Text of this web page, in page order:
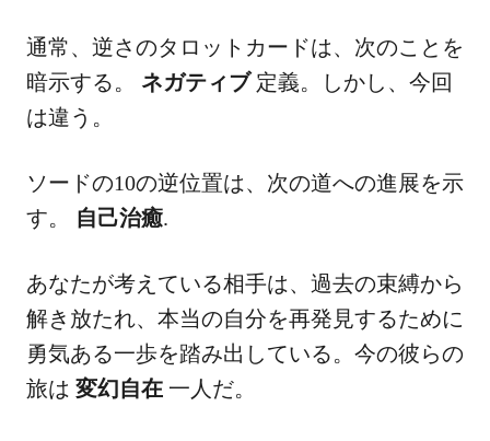
通常、逆さのタロットカードは、次のことを
暗示する。 ネガティブ定義。しかし、今回
は違う。
ソードの10の逆位置は、次の道への進展を示
す。 自己治癒.
あなたが考えている相手は、過去の束縛から
解き放たれ、本当の自分を再発見するために
勇気ある一歩を踏み出している。今の彼らの
旅は 変幻自在 一人だ。